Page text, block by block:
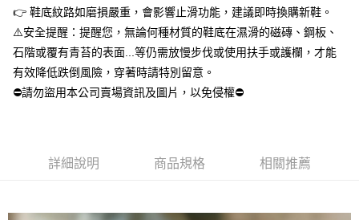
任。
４．使用「AFTEE先享後付」時，將依據個別帳號之用戶狀況，依本公司即
時審查核予不同之上限額度；若仍有額度不足之情形，本公司將視審查結果
請求用戶進行身份認證。
５．嚴禁一人註冊多個帳號或使用他人資訊註冊。若發現惡意使用之情形，
恩沛科技股份有限公司將有權停止該用戶之使用額度並採取法律行動。
每筆NT$100，滿NT$699(含以上)免運費
馬來西亞/加拿大/澳大利亞/日本/韓國/香港/澳門/新加坡/印
尼/泰國/越南/東馬來西亞/西馬來西亞
查看運費
美國/加拿大/澳大利亞/日本/韓國/香港/澳門/新加坡/印尼/泰
👉 鞋底紋路如磨損嚴重，會影響止滑功能，建議即時換購新鞋。
⚠️安全提醒：提醒您，無論何種材質的鞋底在濕滑的磁磚、鋼板、
石階或覆有青苔的表面...等仍需放慢步伐或使用扶手或護欄，才能
有效降低跌倒風險，穿著時請特別留意。
⛔請勿盜用本公司賣場資訊及圖片，以免侵權⛔
詳細說明 商品規格 相關推薦